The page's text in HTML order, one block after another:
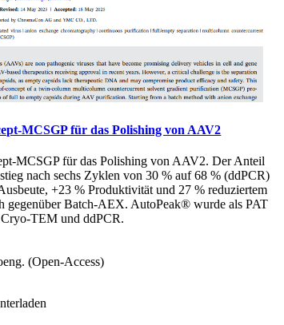
MCSGP für das Polishing von AAV2
MCSGP für das Polishing von AAV2. Der Anteil
nach sechs Zyklen von 30 % auf 68 % (ddPCR)
+23 % Produktivität und 27 % reduziertem
gegenüber Batch-AEX. AutoPeak® wurde als PAT
TEM und ddPCR.
(Open-Access)